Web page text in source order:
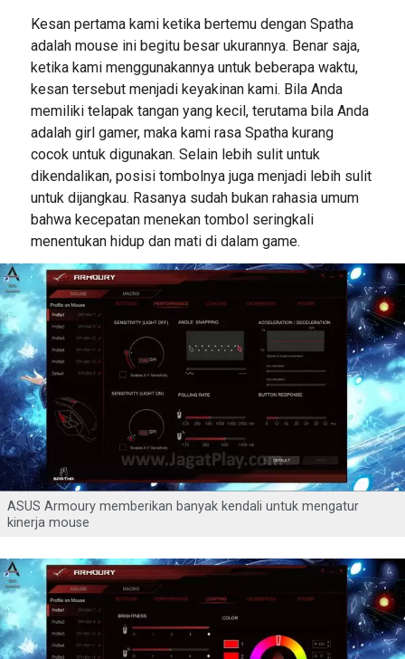
Kesan pertama kami ketika bertemu dengan Spatha
adalah mouse ini begitu besar ukurannya. Benar saja,
ketika kami menggunakannya untuk beberapa waktu,
kesan tersebut menjadi keyakinan kami. Bila Anda
memiliki telapak tangan yang kecil, terutama bila Anda
adalah girl gamer, maka kami rasa Spatha kurang
cocok untuk digunakan. Selain lebih sulit untuk
dikendalikan, posisi tombolnya juga menjadi lebih sulit
untuk dijangkau. Rasanya sudah bukan rahasia umum
bahwa kecepatan menekan tombol seringkali
menentukan hidup dan mati di dalam game.
ASUS Armoury memberikan banyak kendali untuk mengatur
kinerja mouse